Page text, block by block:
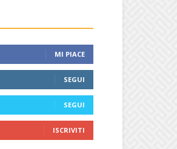
MI PIACE
SEGUI
SEGUI
ISCRIVITI